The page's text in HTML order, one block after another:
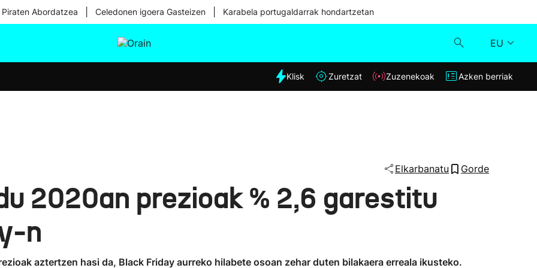
Abordatzea Celedonen igoera Gasteizen Karabela portugaldarrak hondartzetan
EU
Eguraldia
Klisk
Klisk Zuretzat Zuzenekoak Azken berriak
Elkarbanatu Gorde
2020an prezioak % 2,6 garestitu
n
aztertzen hasi da, Black Friday aurreko hilabete osoan zehar duten bilakaera erreala ikusteko.